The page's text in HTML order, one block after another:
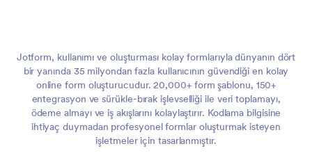
Jotform, kullanımı ve oluşturması kolay formlarıyla dünyanın dört
bir yanında 35 milyondan fazla kullanıcının güvendiği en kolay
online form oluşturucudur. 20,000+ form şablonu, 150+
entegrasyon ve sürükle-bırak işlevselliği ile veri toplamayı,
ödeme almayı ve iş akışlarını kolaylaştırır. Kodlama bilgisine
ihtiyaç duymadan profesyonel formlar oluşturmak isteyen
işletmeler için tasarlanmıştır.